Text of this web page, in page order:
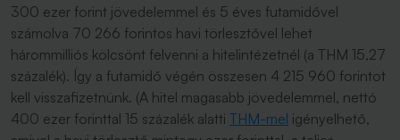
300 ezer forint jövedelemmel és 5 éves futamidővel
számolva 70 266 forintos havi törlesztővel lehet
hárommilliós kölcsönt felvenni a hitelintézetnél (a THM 15,27
százalék). Így a futamidő végén összesen 4 215 960 forintot
kell visszafizetnünk. (A hitel magasabb jövedelemmel, nettó
400 ezer forinttal 15 százalék alatti THM-mel igényelhető,